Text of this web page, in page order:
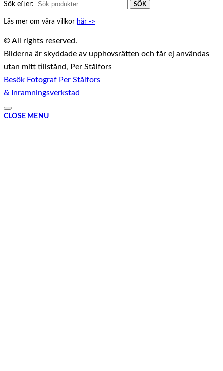
Sök efter: SÖK
Läs mer om våra villkor här ->
© All rights reserved.
Bilderna är skyddade av upphovsrätten och får ej användas
utan mitt tillstånd, Per Stålfors
Besök Fotograf Per Stålfors
& Inramningsverkstad
CLOSE MENU